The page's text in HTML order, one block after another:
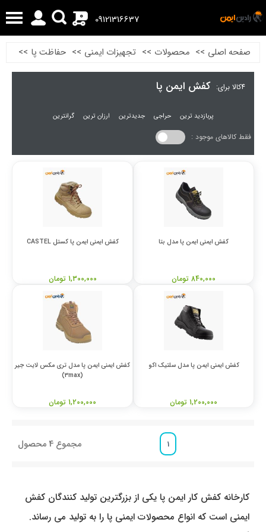
09121316637
0
صفحه اصلی >> محصولات >> تجهیزات ایمنی >> حفاظت پا >>
4کالا برای: کفش ایمن پا
پربازدید ترین حراجی جدیدترین ارزان ترین گرانترین
فقط کالاهای موجود :
کفش ایمنی ایمن پا مدل بتا
840,000 تومان
کفش ایمنی ایمن پا کستل CASTEL
1,300,000 تومان
کفش ایمنی ایمن پا مدل سلتیک اکو
1,200,000 تومان
کفش ایمنی ایمن پا مدل تری مکس لایت جیر
(3max)
1,200,000 تومان
1 مجموع 4 محصول
کارخانه کفش کار ایمن پا یکی از بزرگترین تولید کنندگان کفش
ایمنی است که انواع محصولات ایمنی پا را به تولید می ‌رساند.